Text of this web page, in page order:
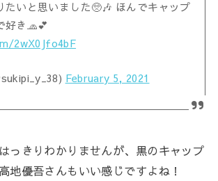
たいと思いました🥺🎶 ほんでキャップ
好き🧢💕
2wX0Jfo4bF
February 5, 2021
っきりわかりませんが、黒のキャップ
地優吾さんもいい感じですよね！